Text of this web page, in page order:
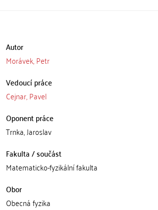
Autor
Morávek, Petr
Vedoucí práce
Cejnar, Pavel
Oponent práce
Trnka, Jaroslav
Fakulta / součást
Matematicko-fyzikální fakulta
Obor
Obecná fyzika